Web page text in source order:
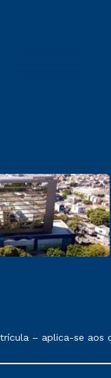
prestação de
– aplica-se aos